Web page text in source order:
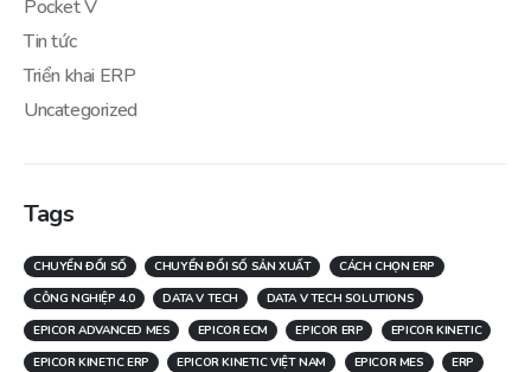
Pocket V
Tin tức
Triển khai ERP
Uncategorized
Tags
CHUYỂN ĐỔI SỐ CHUYỂN ĐỔI SỐ SẢN XUẤT
CÁCH CHỌN ERP
CÔNG NGHIỆP 4.0
DATA V TECH
DATA V TECH SOLUTIONS
EPICOR ADVANCED MES
EPICOR ECM EPICOR ERP
EPICOR KINETIC
EPICOR KINETIC ERP
EPICOR KINETIC VIỆT NAM EPICOR MES
ERP